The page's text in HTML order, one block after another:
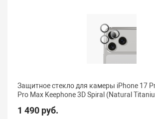
Защитное стекло для камеры iPhone 17
Pro Max Keephone 3D Spiral (Natural
1 490 руб.